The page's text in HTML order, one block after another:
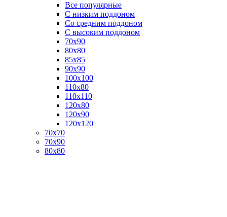
Все популярные
C низким поддоном
Со средним поддоном
С высоким поддоном
70х90
80х80
85х85
90х90
100х100
110х80
110х110
120х80
120х90
120х120
70х70
70х90
80х80